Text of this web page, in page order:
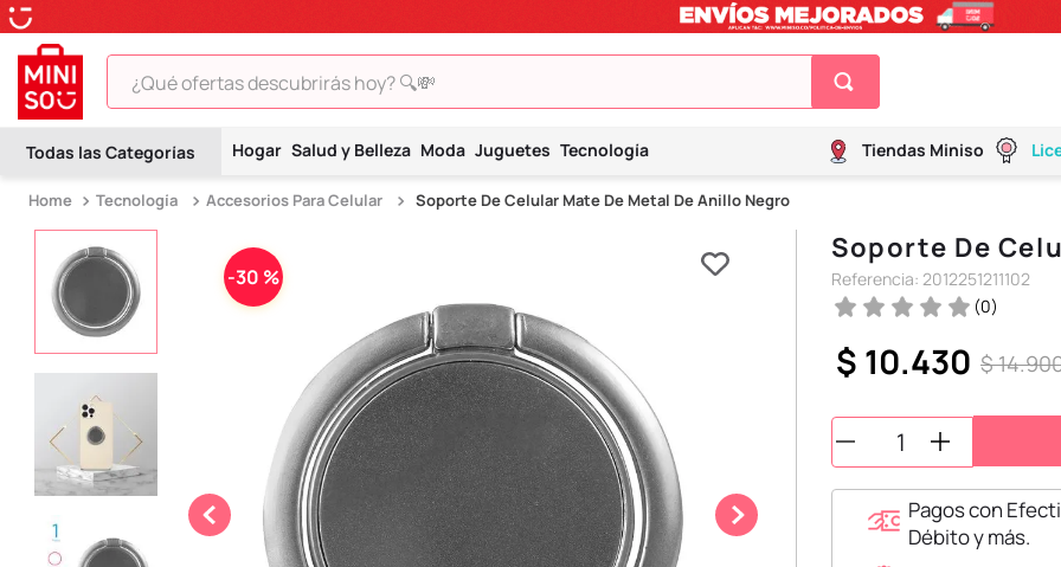
¿Qué ofertas descubrirás hoy? 🔍💸
Hogar Salud y Belleza Moda Juguetes Tecnología Tiendas Miniso
Tecnología Accesorios Para Celular Soporte De Celular Mate De Metal De Anillo Negro
-30 %
Soporte De
Referencia: 2012251211102
(0)
$14.
$ 10.430
Pagos con
Débito y más.
TÉRMINOS MÁS BUSCADOS
.
hello kitty
snoopy
ositos cariñositos
9.
one piece
. llaveros